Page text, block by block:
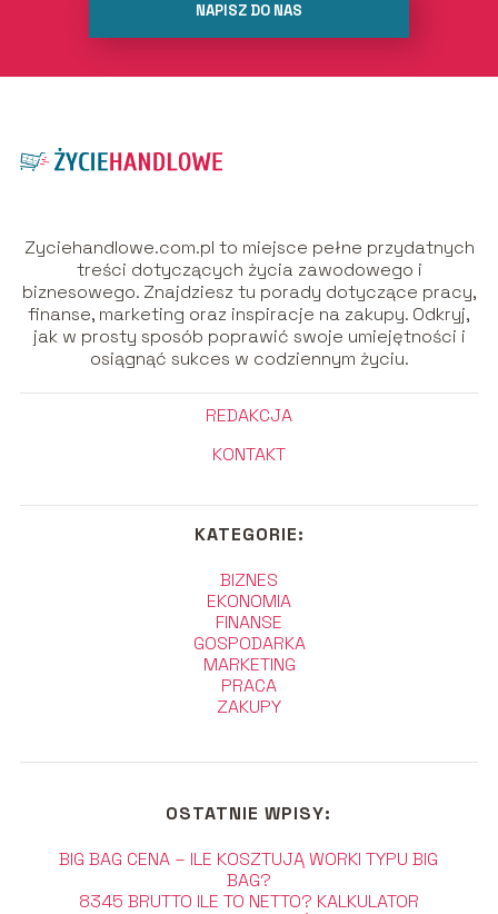
NAPISZ DO NAS
Zyciehandlowe.com.pl to miejsce pełne przydatnych
treści dotyczących życia zawodowego i
biznesowego. Znajdziesz tu porady dotyczące pracy,
finanse, marketing oraz inspiracje na zakupy. Odkryj,
jak w prosty sposób poprawić swoje umiejętności i
osiągnąć sukces w codziennym życiu.
REDAKCJA
KONTAKT
KATEGORIE:
BIZNES
EKONOMIA
FINANSE
GOSPODARKA
MARKETING
PRACA
ZAKUPY
OSTATNIE WPISY:
BIG BAG CENA – ILE KOSZTUJĄ WORKI TYPU BIG
BAG?
8345 BRUTTO ILE TO NETTO? KALKULATOR